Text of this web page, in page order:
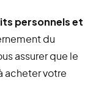
personnels et
du
assurer que le
acheter votre